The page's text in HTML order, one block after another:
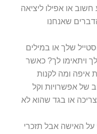
או אפילו ליציאה
שאנחנו
שלך או במילים
ויתאימו לך? כאשר
איפה ומה לקנות
של אפשרויות וקל
או בגד שהוא לא
על האישה אבל תזכרי